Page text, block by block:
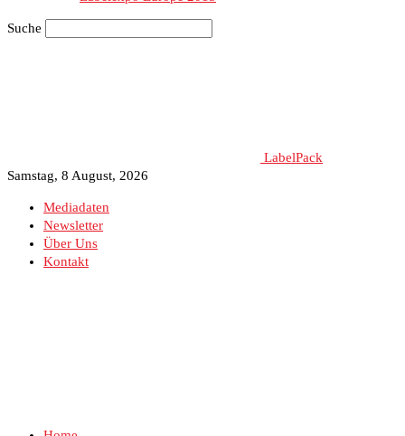
Suche
LabelPack
Samstag, 8 August, 2026
Mediadaten
Newsletter
Über Uns
Kontakt